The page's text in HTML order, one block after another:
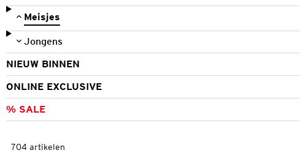
Meisjes
Jongens
NIEUW BINNEN
ONLINE EXCLUSIVE
% SALE
704 artikelen